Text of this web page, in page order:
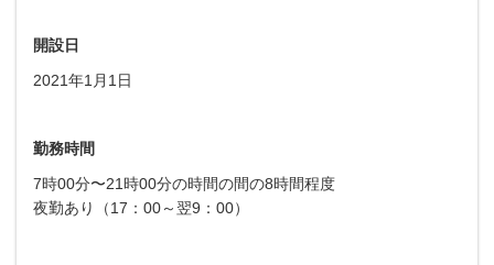
開設日
2021年1月1日
勤務時間
7時00分〜21時00分の時間の間の8時間程度
夜勤あり（17：00～翌9：00）